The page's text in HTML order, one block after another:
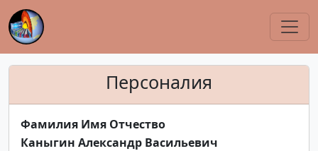
Персоналия
Фамилия Имя Отчество
Каныгин Александр Васильевич